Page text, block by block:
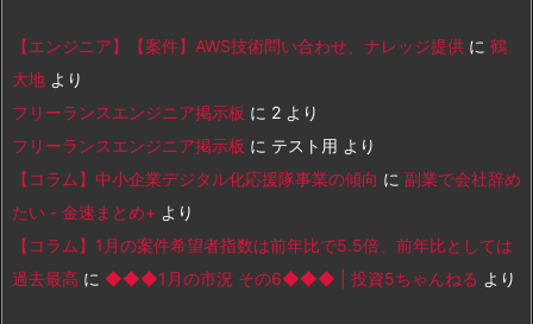
【エンジニア】【案件】AWS技術問い合わせ、ナレッジ提供 に 鶴
大地 より
フリーランスエンジニア掲示板 に 2 より
フリーランスエンジニア掲示板 に テスト用 より
【コラム】中小企業デジタル化応援隊事業の傾向 に 副業で会社辞め
たい - 金速まとめ+ より
【コラム】1月の案件希望者指数は前年比で5.5倍、前年比としては
過去最高 に ◆◆◆1月の市況 その6◆◆◆ | 投資5ちゃんねる より